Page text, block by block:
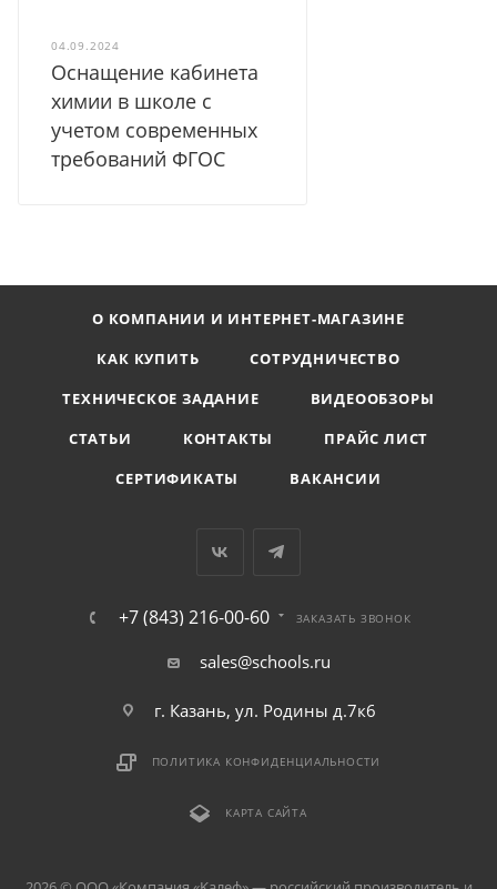
04.09.2024
Оснащение кабинета
химии в школе с
учетом современных
требований ФГОС
О КОМПАНИИ И ИНТЕРНЕТ-МАГАЗИНЕ
КАК КУПИТЬ
СОТРУДНИЧЕСТВО
ТЕХНИЧЕСКОЕ ЗАДАНИЕ
ВИДЕООБЗОРЫ
СТАТЬИ
КОНТАКТЫ
ПРАЙС ЛИСТ
СЕРТИФИКАТЫ
ВАКАНСИИ
+7 (843) 216-00-60 ЗАКАЗАТЬ ЗВОНОК
sales@schools.ru
г. Казань, ул. Родины д.7к6
ПОЛИТИКА КОНФИДЕНЦИАЛЬНОСТИ
КАРТА САЙТА